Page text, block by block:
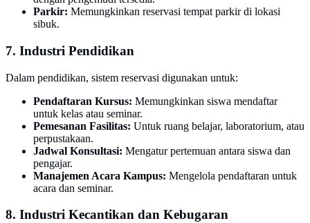
Parkir: Memungkinkan reservasi tempat parkir di lokasi
sibuk.
7. Industri Pendidikan
Dalam pendidikan, sistem reservasi digunakan untuk:
Pendaftaran Kursus: Memungkinkan siswa mendaftar
untuk kelas atau seminar.
Pemesanan Fasilitas: Untuk ruang belajar, laboratorium, atau
perpustakaan.
Jadwal Konsultasi: Mengatur pertemuan antara siswa dan
pengajar.
Manajemen Acara Kampus: Mengelola pendaftaran untuk
acara dan seminar.
8. Industri Kecantikan dan Kebugaran